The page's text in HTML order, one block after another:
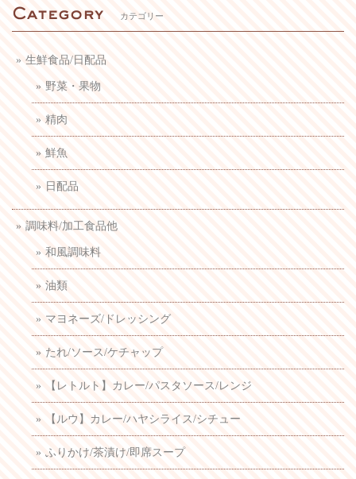
カテゴリー
生鮮食品/日配品
野菜・果物
精肉
鮮魚
日配品
調味料/加工食品他
和風調味料
油類
マヨネーズ/ドレッシング
たれ/ソース/ケチャップ
【レトルト】カレー/パスタソース/レンジ
【ルウ】カレー/ハヤシライス/シチュー
ふりかけ/茶漬け/即席スープ